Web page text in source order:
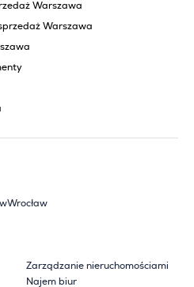
Warszawa
Warszawa
Wrocław
Zarządzanie nieruchomościami
Najem biur